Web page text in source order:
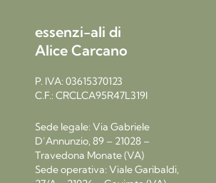
essenzi-ali di
Alice Carcano
P. IVA: 03615370123
C.F.: CRCLCA95R47L319I
Sede legale: Via Gabriele
D’Annunzio, 89 – 21028 –
Travedona Monate (VA)
Sede operativa: Viale Garibaldi,